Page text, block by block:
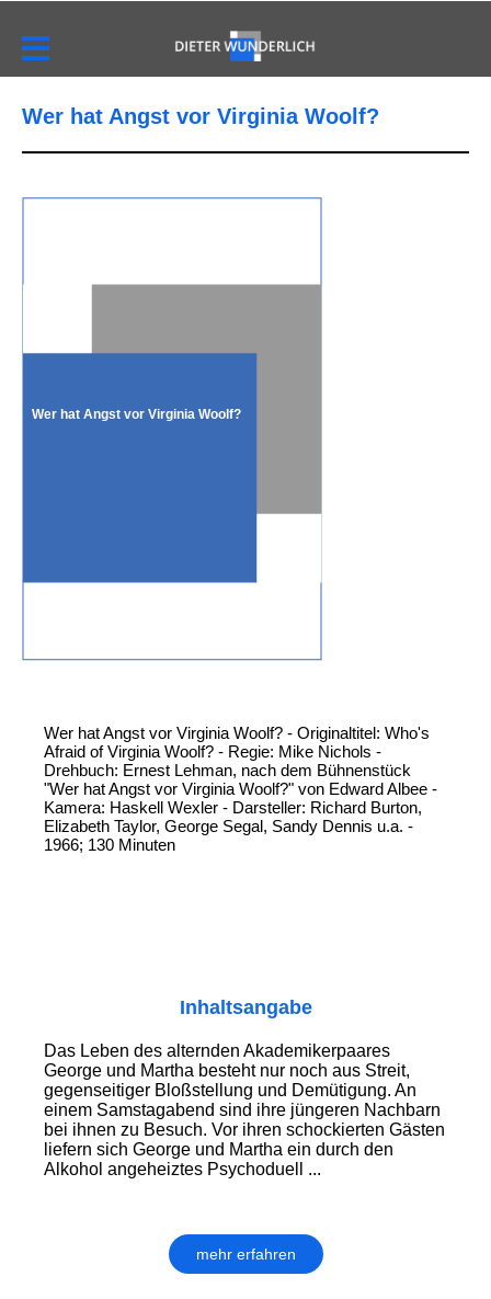
Wer hat Angst vor Virginia Woolf?
Wer hat Angst vor Virginia Woolf?
Wer hat Angst vor Virginia Woolf? - Originaltitel: Who's
Afraid of Virginia Woolf? - Regie: Mike Nichols -
Drehbuch: Ernest Lehman, nach dem Bühnenstück
"Wer hat Angst vor Virginia Woolf?" von Edward Albee -
Kamera: Haskell Wexler - Darsteller: Richard Burton,
Elizabeth Taylor, George Segal, Sandy Dennis u.a. -
1966; 130 Minuten
Inhaltsangabe
Das Leben des alternden Akademikerpaares
George und Martha besteht nur noch aus Streit,
gegenseitiger Bloßstellung und Demütigung. An
einem Samstagabend sind ihre jüngeren Nachbarn
bei ihnen zu Besuch. Vor ihren schockierten Gästen
liefern sich George und Martha ein durch den
Alkohol angeheiztes Psychoduell ...
mehr erfahren